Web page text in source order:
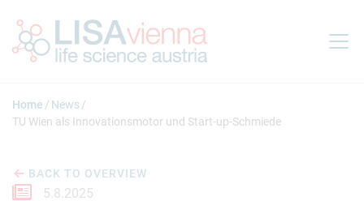
Home
News
TU Wien als Innovationsmotor und Start-up-Schmiede
BACK TO OVERVIEW
5.8.2025